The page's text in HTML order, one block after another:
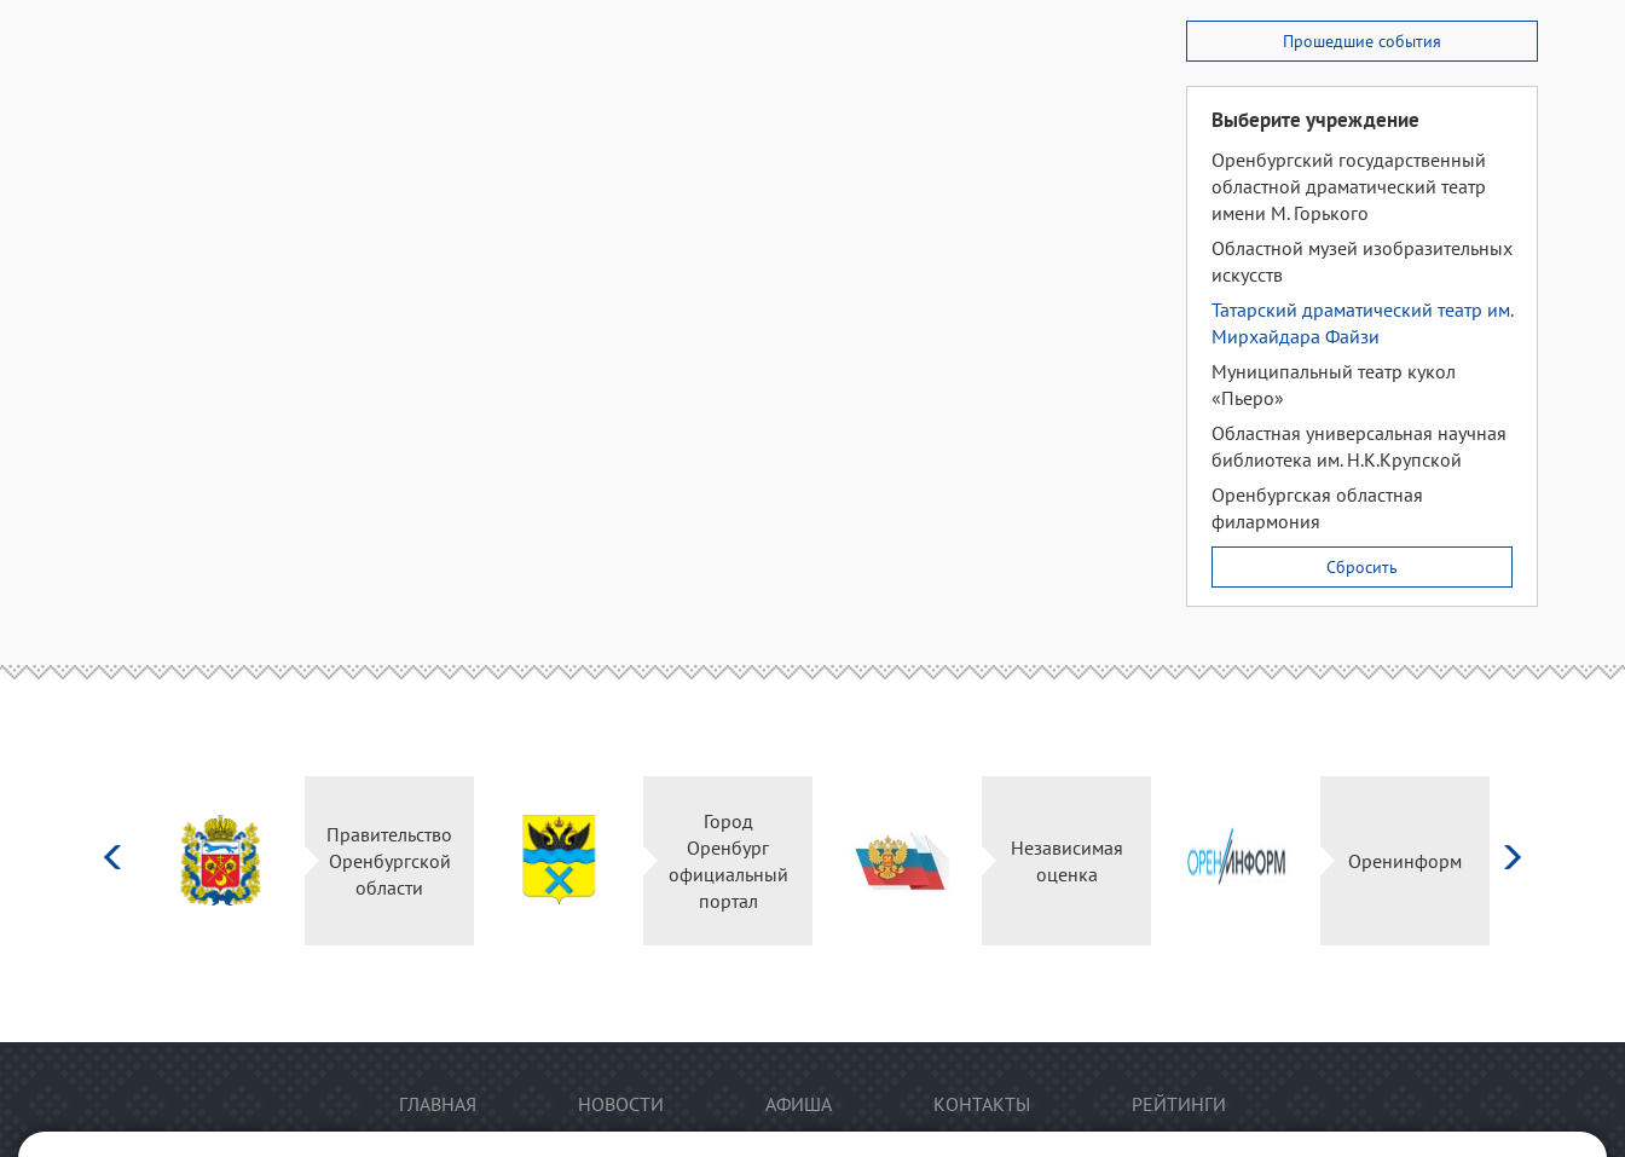
Прошедшие события
Выберите учреждение
Оренбургский государственный
областной драматический театр
имени М. Горького
Областной музей изобразительных
искусств
Татарский драматический театр им.
Мирхайдара Файзи
Муниципальный театр кукол
«Пьеро»
Областная универсальная научная
библиотека им. Н.К.Крупской
Оренбургская областная
филармония
Сбросить
Правительство
Оренбургской
области
Город
Оренбург
официальный
портал
Независимая
оценка
Оренинформ
ГЛАВНАЯ НОВОСТИ АФИША КОНТАКТЫ РЕЙТИНГИ